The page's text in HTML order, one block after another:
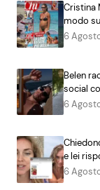
Cristina
modo
6
Belen
social
6
e lei
6